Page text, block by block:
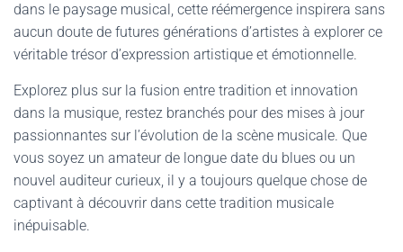
dans le paysage musical, cette réémergence inspirera sans
aucun doute de futures générations d’artistes à explorer ce
véritable trésor d’expression artistique et émotionnelle.
Explorez plus sur la fusion entre tradition et innovation
dans la musique, restez branchés pour des mises à jour
passionnantes sur l’évolution de la scène musicale. Que
vous soyez un amateur de longue date du blues ou un
nouvel auditeur curieux, il y a toujours quelque chose de
captivant à découvrir dans cette tradition musicale
inépuisable.